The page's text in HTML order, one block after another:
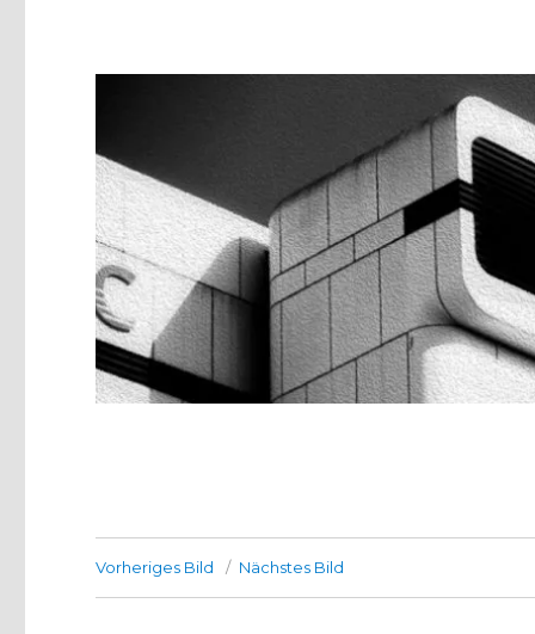
Vorheriges Bild Nächstes Bild